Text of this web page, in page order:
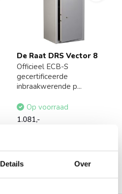
Details Over
De Raat DRS Vector 8
Officieel ECB-S
gecertificeerde
inbraakwerende p...
Op voorraad
1.081,-